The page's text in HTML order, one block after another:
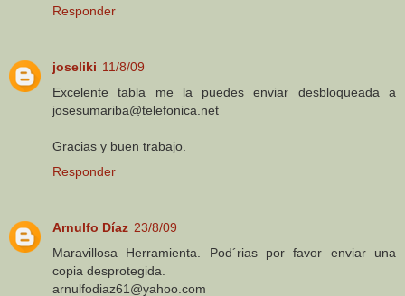
Responder
joseliki 11/8/09
Excelente tabla me la puedes enviar desbloqueada a
josesumariba@telefonica.net
Gracias y buen trabajo.
Responder
Arnulfo Díaz 23/8/09
Maravillosa Herramienta. Pod´rias por favor enviar una
copia desprotegida.
arnulfodiaz61@yahoo.com